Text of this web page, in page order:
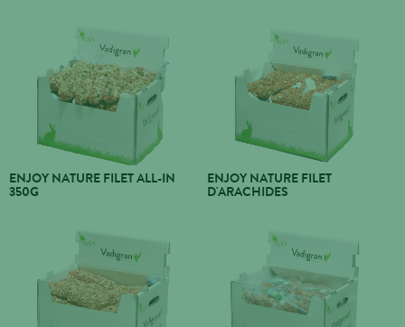
ENJOY NATURE FILET ALL-IN
350G
ENJOY NATURE FILET
D'ARACHIDES